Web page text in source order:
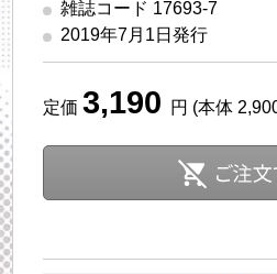
雑誌コード 17693-7
2019年7月1日発行
定価 3,190 円 (本体